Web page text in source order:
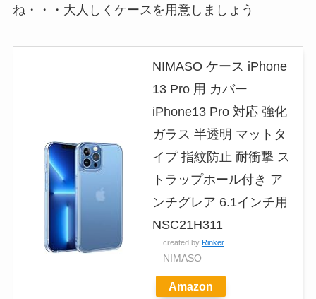
ね・・・大人しくケースを用意しましょう
NIMASO ケース iPhone
13 Pro 用 カバー
iPhone13 Pro 対応 強化
ガラス 半透明 マットタ
イプ 指紋防止 耐衝撃 ス
トラップホール付き ア
ンチグレア 6.1インチ用
NSC21H311
created by Rinker
NIMASO
Amazon